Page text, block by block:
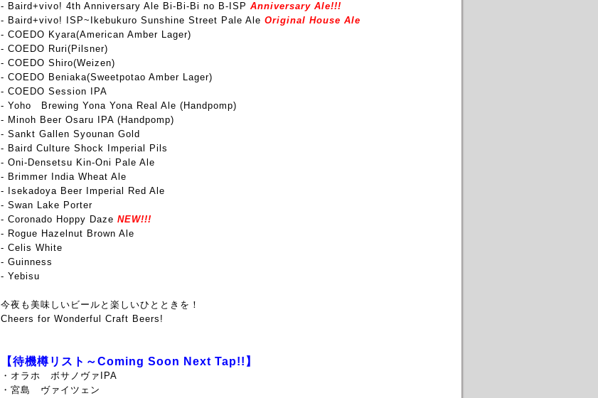
- Baird+vivo! 4th Anniversary Ale Bi-Bi-Bi no B-ISP Anniversary Ale!!!
- Baird+vivo! ISP~Ikebukuro Sunshine Street Pale Ale Original House Ale
- COEDO Kyara(American Amber Lager)
- COEDO Ruri(Pilsner)
- COEDO Shiro(Weizen)
- COEDO Beniaka(Sweetpotao Amber Lager)
- COEDO Session IPA
- Yoho Brewing Yona Yona Real Ale (Handpomp)
- Minoh Beer Osaru IPA (Handpomp)
- Sankt Gallen Syounan Gold
- Baird Culture Shock Imperial Pils
- Oni-Densetsu Kin-Oni Pale Ale
- Brimmer India Wheat Ale
- Isekadoya Beer Imperial Red Ale
- Swan Lake Porter
- Coronado Hoppy Daze NEW!!!
- Rogue Hazelnut Brown Ale
- Celis White
- Guinness
- Yebisu
今夜も美味しいビールと楽しいひとときを！
Cheers for Wonderful Craft Beers!
【待機樽リスト～Coming Soon Next Tap!!】
・オラホ ボサノヴァIPA
・宮島 ヴァイツェン